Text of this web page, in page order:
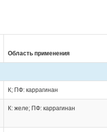
Область применения
К; ПФ: каррагинан
К: желе; ПФ: каррагинан